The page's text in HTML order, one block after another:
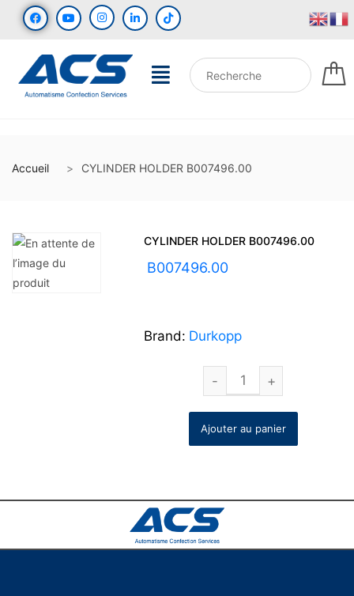
Accueil CYLINDER HOLDER B007496.00
CYLINDER HOLDER B007496.00
B007496.00
Brand: Durkopp
Ajouter au panier